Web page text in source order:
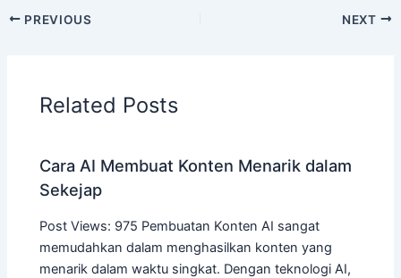
PREVIOUS NEXT
Related Posts
Cara AI Membuat Konten Menarik dalam
Sekejap
Post Views: 975 Pembuatan Konten AI sangat
memudahkan dalam menghasilkan konten yang
menarik dalam waktu singkat. Dengan teknologi AI,